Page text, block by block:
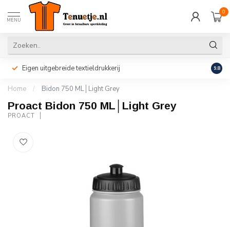
MENU
0
Eigen uitgebreide textieldrukkerij 9.8
Home / Bidon 750 ML│Light Grey
Proact Bidon 750 ML│Light Grey
PROACT